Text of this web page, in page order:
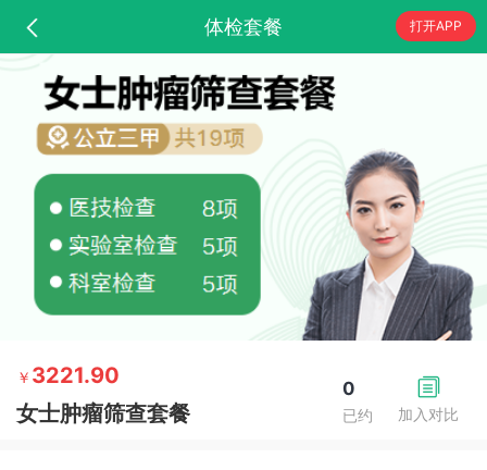
体检套餐 打开APP
加入对比
0
已约
￥ 3221.90
女士肿瘤筛查套餐